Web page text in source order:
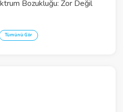
V
i
d
Bozukluğu: Zor Değil
Tümünü Gör